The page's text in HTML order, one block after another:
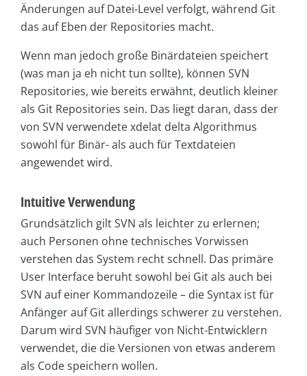
Änderungen auf Datei-Level verfolgt, während Git
das auf Eben der Repositories macht.
Wenn man jedoch große Binärdateien speichert
(was man ja eh nicht tun sollte), können SVN
Repositories, wie bereits erwähnt, deutlich kleiner
als Git Repositories sein. Das liegt daran, dass der
von SVN verwendete xdelat delta Algorithmus
sowohl für Binär- als auch für Textdateien
angewendet wird.
Intuitive Verwendung
Grundsätzlich gilt SVN als leichter zu erlernen;
auch Personen ohne technisches Vorwissen
verstehen das System recht schnell. Das primäre
User Interface beruht sowohl bei Git als auch bei
SVN auf einer Kommandozeile – die Syntax ist für
Anfänger auf Git allerdings schwerer zu verstehen.
Darum wird SVN häufiger von Nicht-Entwicklern
verwendet, die die Versionen von etwas anderem
als Code speichern wollen.